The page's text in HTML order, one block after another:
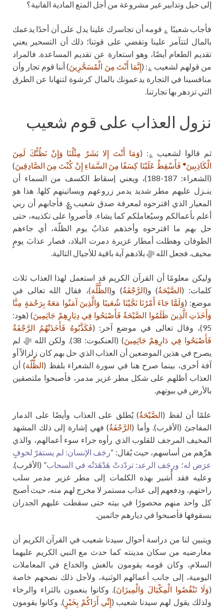
إلى حيل وتدابير غير مشروعة من أجل المتع المادية الفانية؟
فأجاب شعيبًا ؏ قومه أن تجاسرك علينا يدل على أن أحدًا يدعمك
بالمال لتتآمر علينا وتقضي على قوتنا؛ ذلك أن التسحير يعني
تقديم الطعام أيضًا، وهو استعارة عن تقديم المساعدة. فالمراد
من قولهم لشعيب ؏: (إِنَّمَا أَنْتَ مِنَ الْمُسَحَّرِينَ) أننا قوم تجار وأن
منافسينا في التجارة يدعمونك بالمال كرشوة لتنهانا عن الطرق
التي تزدهر بها تجارتنا.
نزول العذاب على قوم شعيب
ثم قالوا لشعيب ؏: (وَمَا أَنْتَ إِلا بَشَرٌ مِثْلُنَا وَإِنْ نَظُنُّكَ لَمِنَ
الْكَاذِبِينَ* فَأَسْقِطْ عَلَيْنَا كِسَفًا مِنَ السَّمَاءِ إِنْ كُنْتَ مِنَ الصَّادِقِينَ)
(الشعراء: 187-188)، ويعني إسقاط الكسف من السماء أن
ينـزل عليهم مطر شديد يدمر زروعهم وبساتينهم كلها. هذا هو
المعيار الذي اقترحوه لمعرفة صدق شعيب ؏. فأجابهم أن ربي
أعلم بأعمالكم وسيُعاملكم كما يشاء. فأصروا على تكذيبه، حتى
حل بهم ما اقترحوه وأخذهم عذابُ يوم الظلّة، أي جاءهم
الطوفان وهطلت أمطار غزيرة دمرت البلاد، فصار عذابَ يومٍ
مخيف. فجعل الله ﷻ بلادهم آية باقية للأجيال التالية.
وليكن معلومًا أن القرآن الكريم قد استعمل لهذا العذاب ثلاث
كلمات: (الصَّيْحَةُ) و(الرَّجْفَةُ) و(الظُّلَّة)، فقال الله تعالى في
موضع: (وَلَمَّا جَاءَ أَمْرُنَا نَجَّيْنَا شُعَيبًا وَالَّذِينَ آمَنُوا مَعَهُ بِرَحْمَةٍ مِنَّا
وَأَخَذَتِ الَّذِينَ ظَلَمُوا الصَّيْحَةُ فَأَصْبَحُوا فِي دِيَارِهِمْ جَاثِمِينَ) (هود:
95)، وقال تعالى في موضع آخر: (
فَكَذَّبُوهُ فَأَخَذَتْهُمُ الرَّجْفَةُ
فَأَصْبَحُوا فِي دَارِهِمْ جَاثِمِينَ
) (العنكبوت: 38). ولكن الله ﷻ لم
يصرح في هذين الموضعين أن العذاب الذي حل بهم كان زلزالاً أو
آفة أخرى، بينما صرح هنا في سورة الشعراء بلفظ (الظُّلّة) أن
العذاب أظلهم على شكل مطر غزير مدمر، فأصبحوا ملتصقين
بالأرض في بيوتهم.
علمًا أن لفظ (الصَّيْحَةُ) يُطلق على العذاب وأيضًا على الدمار
المفاجئ (الأقرب). وأما (الرَّجْفَةُ) فهي إشارة إلى ذلك المشهد
المخيف المرجف للقلوب الذي رأوه جراء سوء أعمالهم، والذي
هزّهم من أساسهم، حيث يُقال: “رجَف الإنسان: لم يستقرّ لخوفٍ
عرَض له؛ ورجَف الرعد: تردّدتْ هَدْهَدَتُه في السحاب” (الأقرب).
وعليه فقد أُشير بهذه الكلمات إلى مطر غزير مدمر سلب
راحتهم، ودفعهم إلى عذاب مستمر لا مخرج لهم منه، حيث أصبح
كل واحد منهم محصورًا في بيته حتى سقطت عليهم الجدران
بسقوفها فأصبحوا في ديارهم جاثمين.
ويتبين لنا من دراسة أحوال سيدنا شعيب في القرآن الكريم أن
معارضيه من سكان مدينته كما حدث مع النبي الكريم عليهما
السلام، وكان قومه يقومون بالغش والخداع في المعاملات
اليومية، إلى جانب أعمالهم الوثنية، ولأجل ذلك نصحهم خاصة
(وَلَا تَنْقُصُوا الْمِكْيَالَ وَالْمِيزَانَ). وكانوا ينعمون بالثراء والرخاء
ولذلك يقول لهم سيدنا شعيب (إِنِّي أَرَاكُمْ بِخَيْرٍ ). وكانوا يقومون